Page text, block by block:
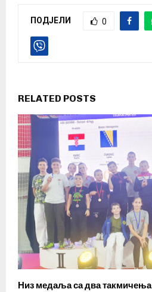
ПОДЈЕЛИ 0
RELATED POSTS
Низ медаља са два такмичења